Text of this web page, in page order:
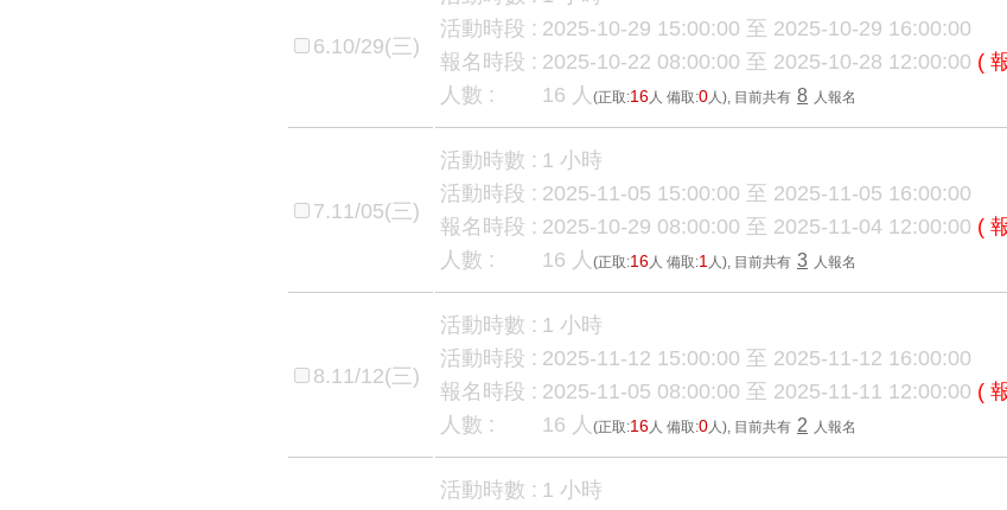
6.10/29(三)
活動時段 : 2025-10-29 15:00:00 至 2025-10-29 16:00:00
報名時段 : 2025-10-22 08:00:00 至 2025-10-28 12:00:00 (
人數 :
16 人 (正取:16人 備取:0人), 目前共有 8 人報名
7.11/05(三)
活動時數 : 1 小時
活動時段 : 2025-11-05 15:00:00 至 2025-11-05 16:00:00
報名時段 : 2025-10-29 08:00:00 至 2025-11-04 12:00:00 (
人數 :
16 人 (正取:16人 備取:1 人), 目前共有 3 人報名
8.11/12(三)
活動時數 : 1 小時
活動時段 : 2025-11-12 15:00:00 至 2025-11-12 16:00:00
報名時段 : 2025-11-05 08:00:00 至 2025-11-11 12:00:00 (
人數 :
16 人 (正取:16人 備取:0人), 目前共有 2 人報名
活動時數 : 1 小時